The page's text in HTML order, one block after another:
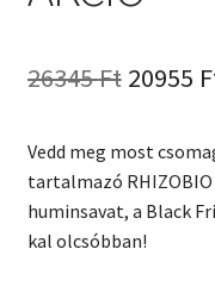
26345Ft
was:
26345
20955
Vedd meg most
tartalmazó
huminsavat, a Black
kal olcsóbban!